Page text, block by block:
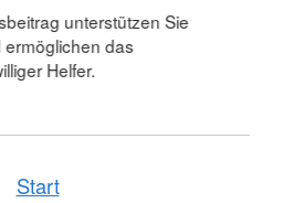
unterstützen Sie
das
Helfer.
Start